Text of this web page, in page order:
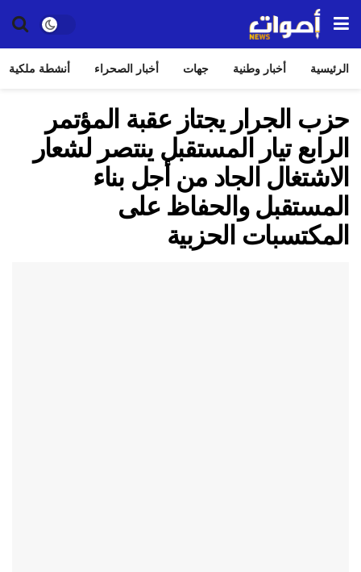
الرئيسية أخبار وطنية جهات أخبار الصحراء أنشطة ملكية
حزب الجرار يجتاز عقبة المؤتمر
الرابع تيار المستقبل ينتصر لشعار
الاشتغال الجاد من أجل بناء
المستقبل والحفاظ على
المكتسبات الحزبية